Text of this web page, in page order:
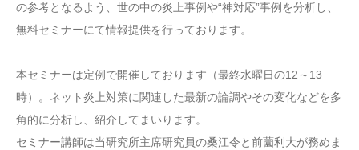
の参考となるよう、世の中の炎上事例や“神対応”事例を分析し、
無料セミナーにて情報提供を行っております。
本セミナーは定例で開催しております（最終水曜日の12～13
時）。ネット炎上対策に関連した最新の論調やその変化などを多
角的に分析し、紹介してまいります。
セミナー講師は当研究所主席研究員の桑江令と前薗利大が務めま